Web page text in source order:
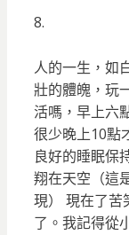
8.
人的一生，如
壯的體魄，玩
活嗎，早上六
很少晚上10點
良好的睡眠保
翔在天空（這
現） 現在了苦
了。我記得從